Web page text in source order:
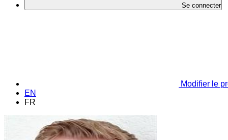
Se connecter
Modifier le
EN
FR